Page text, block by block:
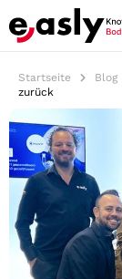
Startseite Blog
zurück